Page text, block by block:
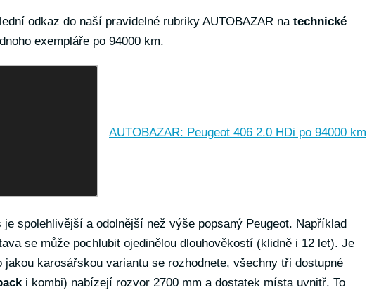
odkaz do naší pravidelné rubriky AUTOBAZAR na technické
exempláře po 94000 km.
AUTOBAZAR: Peugeot 406 2.0 HDi po 94000 km
je spolehlivější a odolnější než výše popsaný Peugeot. Například
se může pochlubit ojedinělou dlouhověkostí (klidně i 12 let). Je
jakou karosářskou variantu se rozhodnete, všechny tři dostupné
i kombi) nabízejí rozvor 2700 mm a dostatek místa uvnitř. To